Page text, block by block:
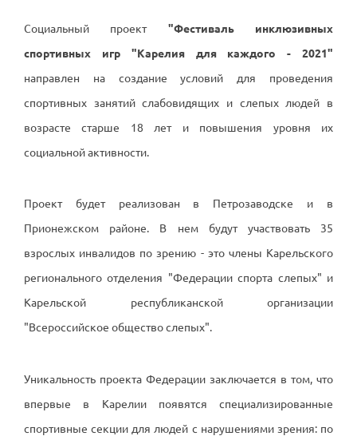
Социальный проект "Фестиваль инклюзивных
спортивных игр "Карелия для каждого - 2021"
направлен на создание условий для проведения
спортивных занятий слабовидящих и слепых людей в
возрасте старше 18 лет и повышения уровня их
социальной активности.
Проект будет реализован в Петрозаводске и в
Прионежском районе. В нем будут участвовать 35
взрослых инвалидов по зрению - это члены Карельского
регионального отделения "Федерации спорта слепых" и
Карельской республиканской организации
"Всероссийское общество слепых".
Уникальность проекта Федерации заключается в том, что
впервые в Карелии появятся специализированные
спортивные секции для людей с нарушениями зрения: по